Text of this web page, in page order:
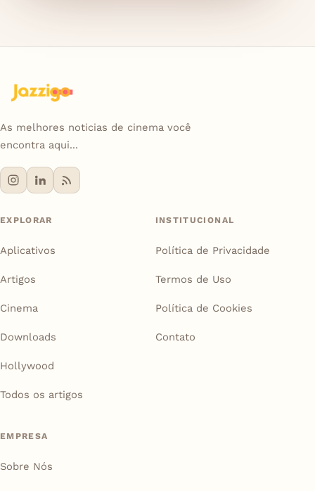
As melhores noticias de cinema você
encontra aqui...
EXPLORAR
Aplicativos
Artigos
Cinema
Downloads
Hollywood
Todos os artigos
INSTITUCIONAL
Política de Privacidade
Termos de Uso
Política de Cookies
Contato
EMPRESA
Sobre Nós